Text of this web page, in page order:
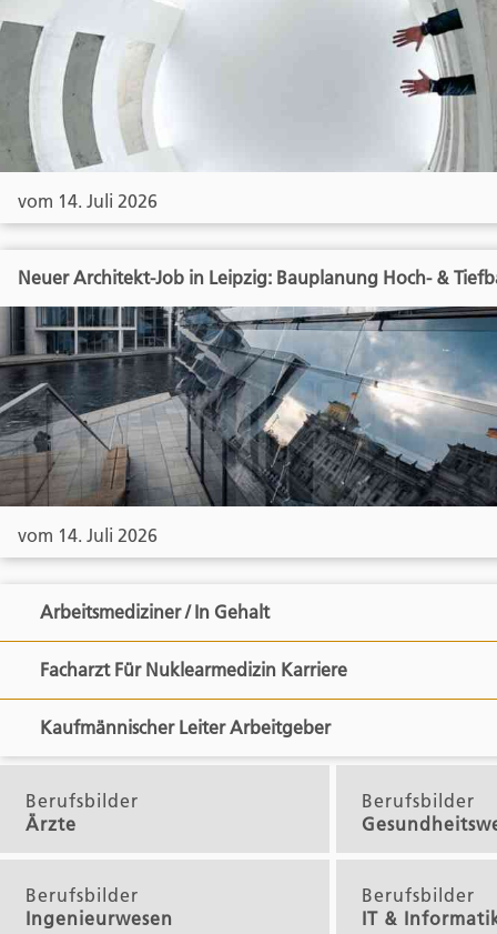
vom 14. Juli 2026
Neuer Architekt-Job in Leipzig: Bauplanung Hoch- &
vom 14. Juli 2026
Arbeitsmediziner / In Gehalt
Facharzt Für Nuklearmedizin Karriere
Kaufmännischer Leiter Arbeitgeber
Berufsbilder
Ärzte
Berufsbilder
Berufsbilder
Ingenieurwesen
Berufsbilder
IT &